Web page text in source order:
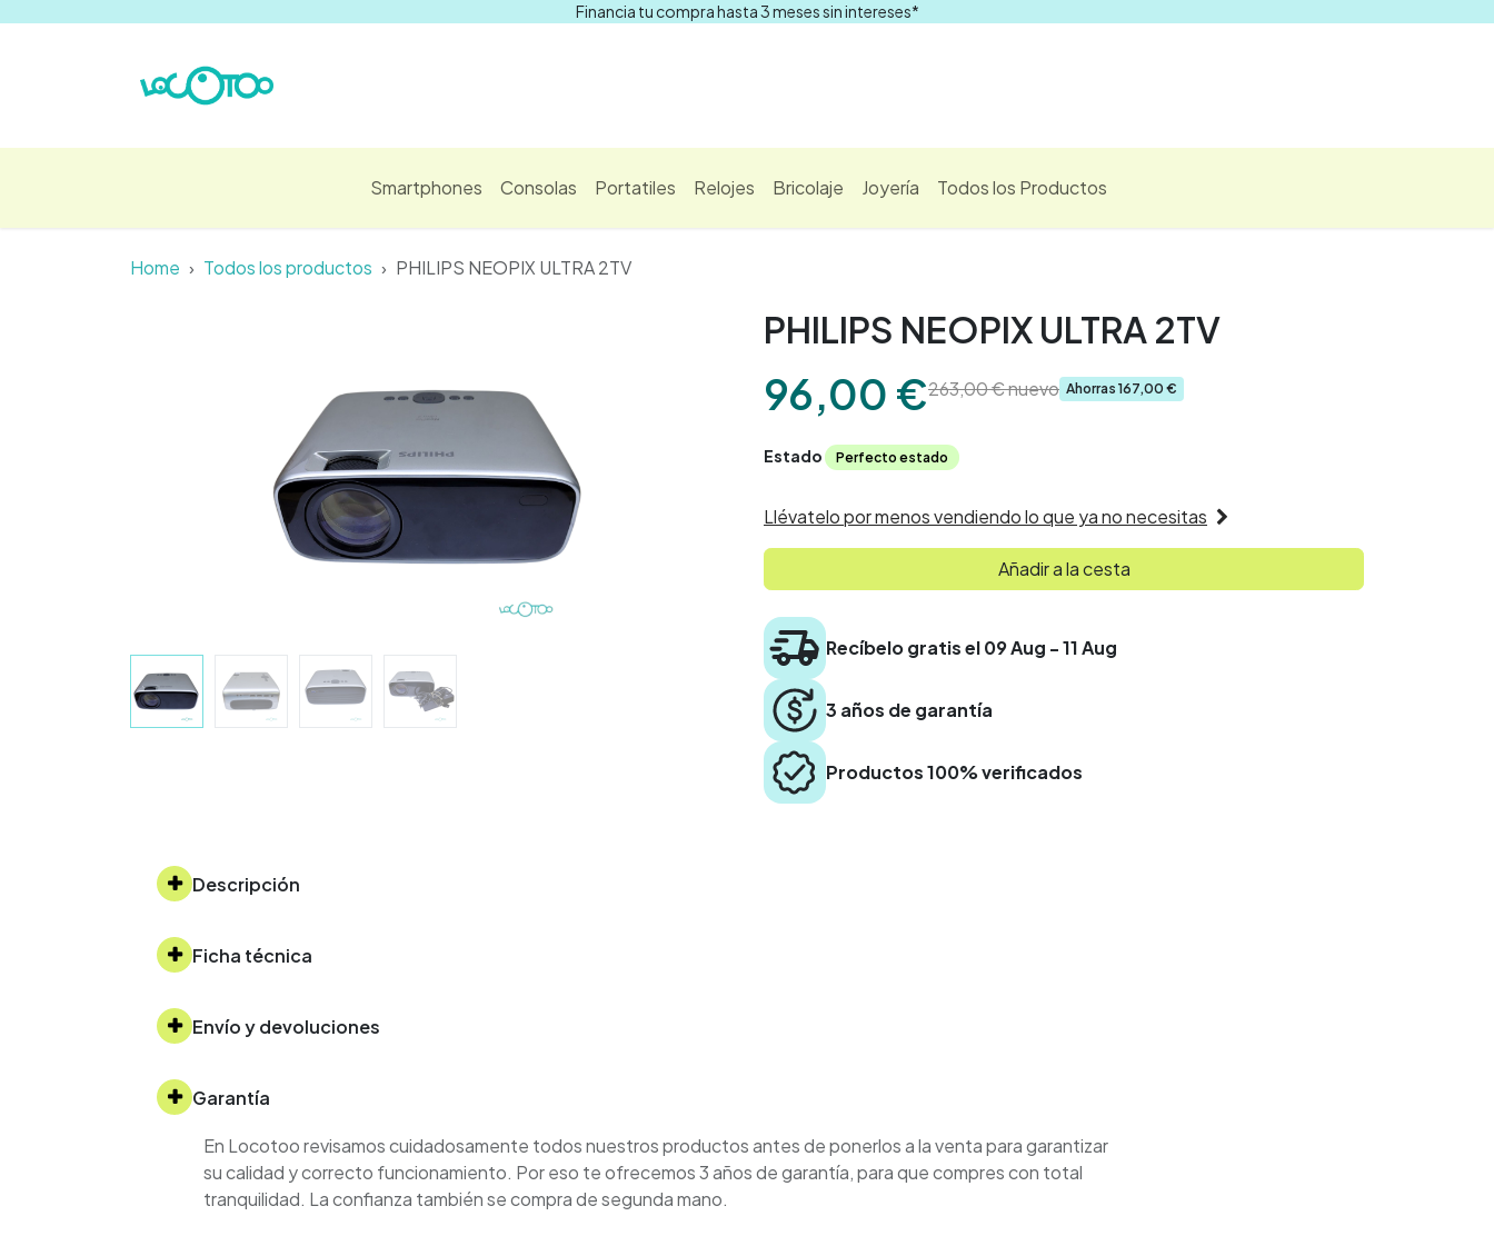
Financia tu compra hasta 3 meses sin intereses*
Smartphones Consolas Portatiles Relojes Bricolaje Joyería Todos los Productos
Home Todos los productos PHILIPS NEOPIX ULTRA 2TV
PHILIPS NEOPIX ULTRA 2TV
96,00 €263,00€nuevo Ahorras 167,00 €
Estado Perfecto estado
Llévatelo por menos vendiendo lo que ya no necesitas
Añadir a la cesta
Recíbelo gratis el 09 Aug - 11 Aug
3 años de garantía
Productos 100% verificados
Descripción
Ficha técnica
Envío y devoluciones
Garantía
En Locotoo revisamos cuidadosamente todos nuestros productos antes de ponerlos a la venta para garantizar
su calidad y correcto funcionamiento. Por eso te ofrecemos 3 años de garantía, para que compres con total
tranquilidad. La confianza también se compra de segunda mano.